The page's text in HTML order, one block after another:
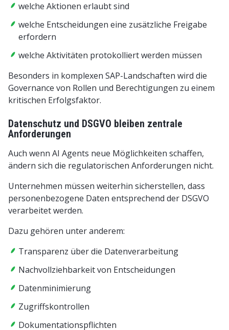
welche Aktionen erlaubt sind
welche Entscheidungen eine zusätzliche Freigabe
erfordern
welche Aktivitäten protokolliert werden müssen
Besonders in komplexen SAP-Landschaften wird die
Governance von Rollen und Berechtigungen zu einem
kritischen Erfolgsfaktor.
Datenschutz und DSGVO bleiben zentrale
Anforderungen
Auch wenn AI Agents neue Möglichkeiten schaffen,
ändern sich die regulatorischen Anforderungen nicht.
Unternehmen müssen weiterhin sicherstellen, dass
personenbezogene Daten entsprechend der DSGVO
verarbeitet werden.
Dazu gehören unter anderem:
Transparenz über die Datenverarbeitung
Nachvollziehbarkeit von Entscheidungen
Datenminimierung
Zugriffskontrollen
Dokumentationspflichten